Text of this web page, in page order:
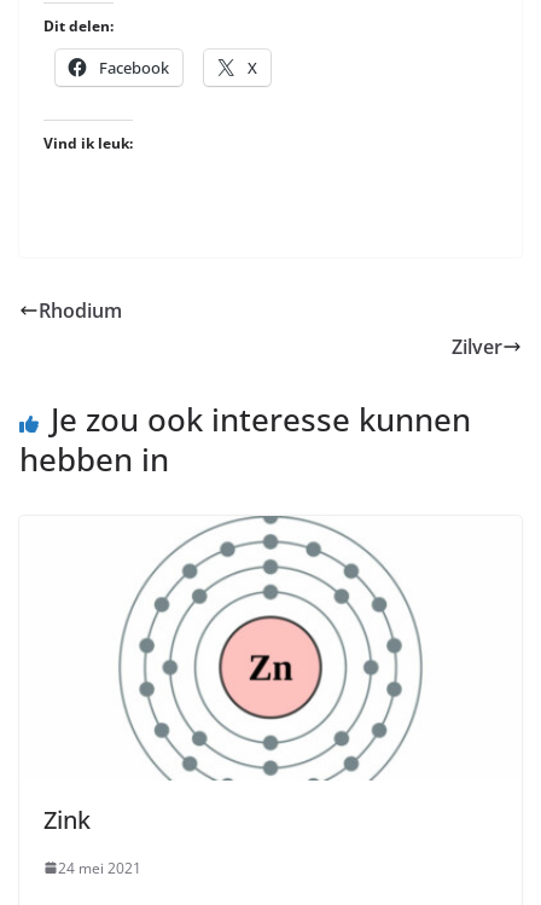
Dit delen:
Facebook X
Vind ik leuk:
Rhodium
Zilver
Je zou ook interesse kunnen
hebben in
Zink
24 mei 2021